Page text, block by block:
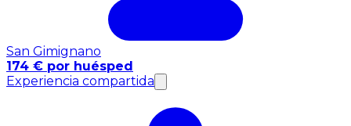
San Gimignano
174 € por huésped
Experiencia compartida